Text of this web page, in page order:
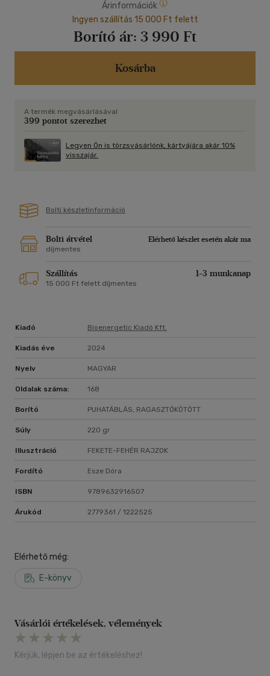
Ez a könyv a lassú szex gyógyító és spirituális erejét tárja fel,
mi-közben lépésről lépésre útmutatót ad azoknak a
pároknak, akik elég elkötelezettek ahhoz, hogy szexuális
életüket az egymást kiegészítő energiák meditatív,
szeretetteljes egységévé alakítsák. Kifejti, hogyan fokozza a
szex. A könyv különféle testhelyzeteket is ábrázol,
amelyekben megvalósítható a szem-kontaktus, a mély,
hosszan tartó behatolás, a puha behatolás, és megtudhatjuk
azt is, hogy a szexet könnyűszerrel megtarthatjuk és
élvezhetjük idősebb korunkban is.
tantramester, Osho tanítványa, több különféle holisztikus
Michael Richardsonnal 1995 óta oktatnak párokat a tantra
művészetére.
Árinformációk
Ingyen szállítás 15 000 Ft felett
Borító ár: 3 990 Ft
Kosárba
A termék megvásárlásával
399 pontot szerezhet
Legyen Ön is törzsvásárlónk, kártyájára akár 10%
visszajár.
Bolti készletinformáció
Bolti átvétel
Elérhető készlet esetén akár ma
díjmentes
Szállítás 1-3 munkanap
15 000 Ft felett díjmentes
Kiadó Bioenergetic Kiadó Kft.
Kiadás éve 2024
Nyelv MAGYAR
Oldalak száma: 168
Borító PUHATÁBLÁS, RAGASZTÓKÖTÖTT
Súly 220 gr
Illusztráció FEKETE-FEHÉR RAJZOK
Fordító Esze Dóra
ISBN 9789632916507
Árukód 2779361 / 1222525
Elérhető még:
E-könyv
Vásárlói értékelések, vélemények
Kérjük, lépjen be az értékeléshez!